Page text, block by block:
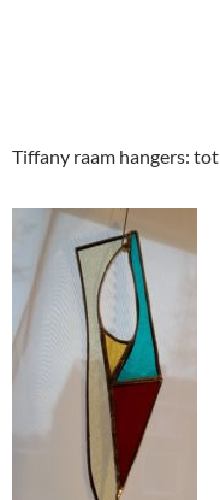
Tiffany raam hangers: